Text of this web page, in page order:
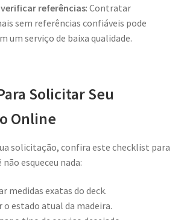
verificar referências: Contratar
sem referências confiáveis pode
um serviço de baixa qualidade.
Solicitar Seu
Online
solicitação, confira este checklist para
esqueceu nada:
medidas exatas do deck.
estado atual da madeira.